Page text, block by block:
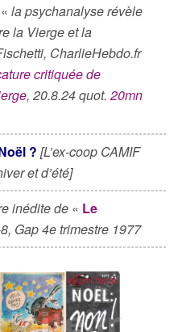
«la psychanalyse révèle
la Vierge et la
CharlieHebdo.fr
critiquée de
, 20.8.24 quot.20mn
? [L’ex-coop CAMIF
et d’été]
inédite de « Le
Gap 4e trimestre 1977